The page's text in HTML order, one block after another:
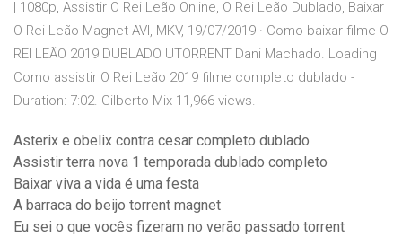
| 1080p, Assistir O Rei Leão Online, O Rei Leão Dublado, Baixar
O Rei Leão Magnet AVI, MKV, 19/07/2019 · Como baixar filme O
REI LEÃO 2019 DUBLADO UTORRENT Dani Machado. Loading
Como assistir O Rei Leão 2019 filme completo dublado -
Duration: 7:02. Gilberto Mix 11,966 views.
Asterix e obelix contra cesar completo dublado
Assistir terra nova 1 temporada dublado completo
Baixar viva a vida é uma festa
A barraca do beijo torrent magnet
Eu sei o que vocês fizeram no verão passado torrent